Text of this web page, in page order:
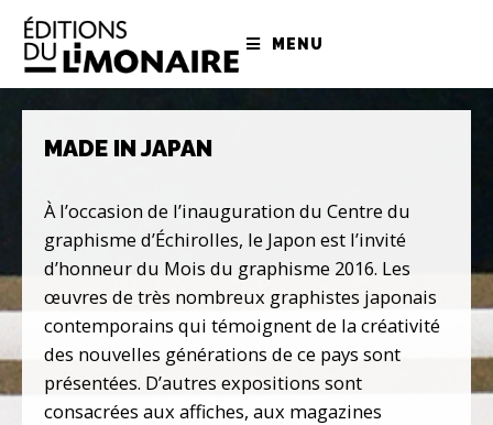
MENU
MADE IN JAPAN
À l’occasion de l’inauguration du Centre du
graphisme d’Échirolles, le Japon est l’invité
d’honneur du Mois du graphisme 2016. Les
œuvres de très nombreux graphistes japonais
contemporains qui témoignent de la créativité
des nouvelles générations de ce pays sont
présentées. D’autres expositions sont
consacrées aux affiches, aux magazines